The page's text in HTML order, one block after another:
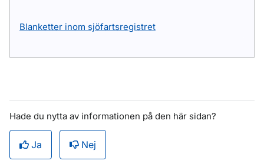
Blanketter inom sjöfartsregistret
Hade du nytta av informationen på den här sidan?
Ja Nej